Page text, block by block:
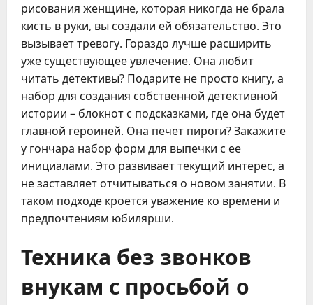
рисования женщине, которая никогда не брала
кисть в руки, вы создали ей обязательство. Это
вызывает тревогу. Гораздо лучше расширить
уже существующее увлечение. Она любит
читать детективы? Подарите не просто книгу, а
набор для создания собственной детективной
истории – блокнот с подсказками, где она будет
главной героиней. Она печет пироги? Закажите
у гончара набор форм для выпечки с ее
инициалами. Это развивает текущий интерес, а
не заставляет отчитываться о новом занятии. В
таком подходе кроется уважение ко времени и
предпочтениям юбилярши.
Техника без звонков
внукам с просьбой о